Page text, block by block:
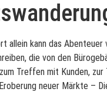
allein kann das Abenteuer
die von den
Treffen mit Kunden, zur
neuer Märkte –